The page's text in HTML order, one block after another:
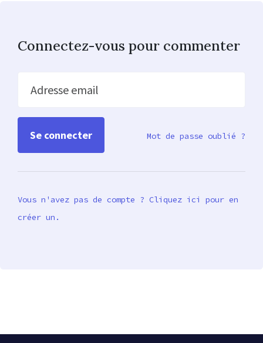
Connectez-vous pour commenter
Adresse email
Mot de passe oublié ?
Vous n'avez pas de compte ? Cliquez ici pour en
créer un.